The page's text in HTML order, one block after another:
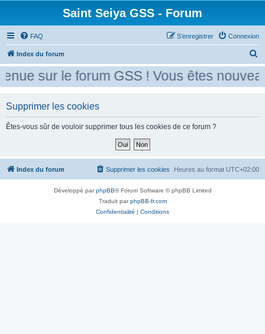
Saint Seiya GSS - Forum
FAQ Connexion
S’enregistrer
Index du forum
e
c
e
r
sur le forum GSS ! Vous êtes
Supprimer les cookies
Êtes-vous sûr de vouloir supprimer tous les cookies de ce forum ?
Index du forum Heures au format UTC+02:00
Supprimer les cookies
Développé parphpBB® Forum Software © phpBB Limited
Traduit parphpBB-fr.com
Confidentialité | Conditions